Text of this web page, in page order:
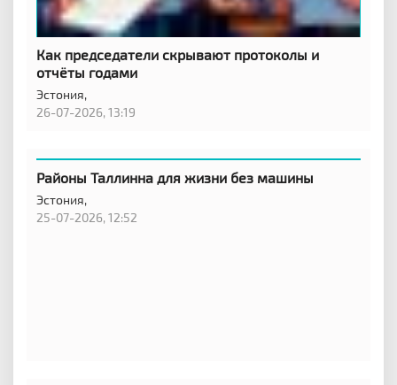
Как председатели скрывают протоколы и
отчёты годами
Эстония,
26-07-2026, 13:19
Районы Таллинна для жизни без машины
Эстония,
25-07-2026, 12:52